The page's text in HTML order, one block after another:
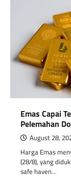
Emas Capai
Pelemahan
August 28,
Harga Emas
(28/8), yang
safe haven…